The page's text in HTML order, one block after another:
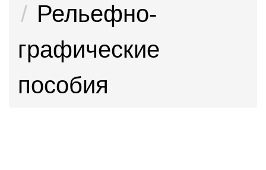
Рельефно-
графические
пособия